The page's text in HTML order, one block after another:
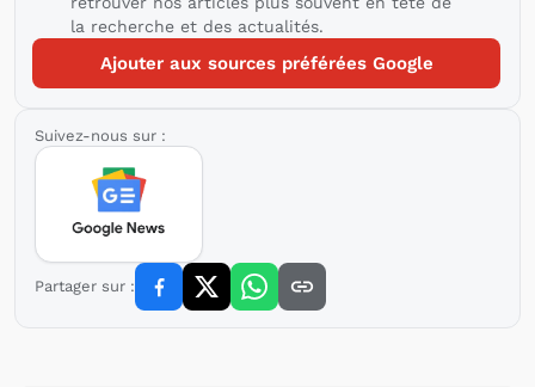
la recherche et des actualités.
Ajouter aux sources préférées Google
Suivez-nous sur :
Partager sur :